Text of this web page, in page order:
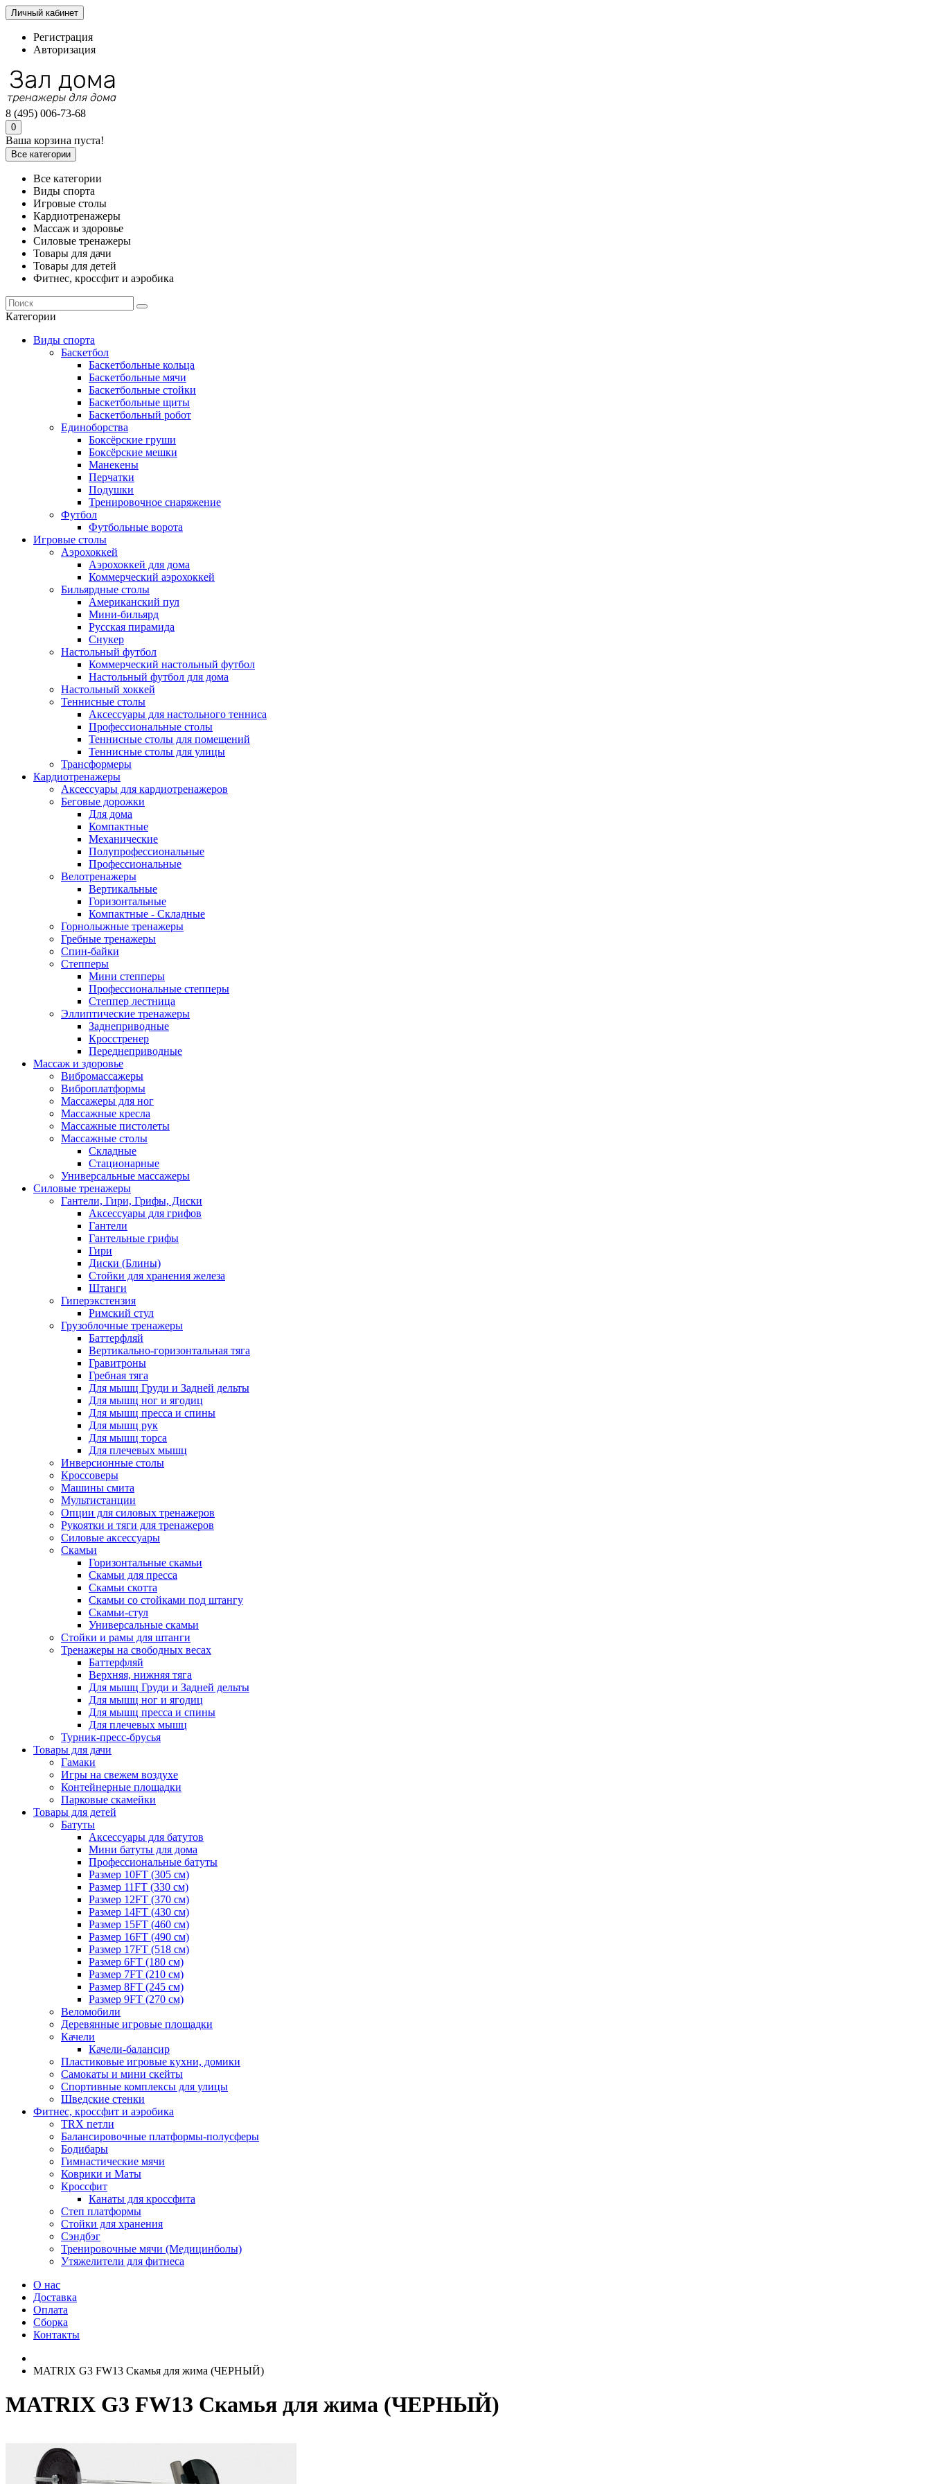
Личный кабинет
Регистрация
Авторизация
8 (495) 006-73-68
0
Ваша корзина пуста!
Все категории
Все категории
Виды спорта
Игровые столы
Кардиотренажеры
Массаж и здоровье
Силовые тренажеры
Товары для дачи
Товары для детей
Фитнес, кроссфит и аэробика
Категории
Виды спорта
Баскетбол
Баскетбольные кольца
Баскетбольные мячи
Баскетбольные стойки
Баскетбольные щиты
Баскетбольный робот
Единоборства
Боксёрские груши
Боксёрские мешки
Манекены
Перчатки
Подушки
Тренировочное снаряжение
Футбол
Футбольные ворота
Игровые столы
Аэрохоккей
Аэрохоккей для дома
Коммерческий аэрохоккей
Бильярдные столы
Американский пул
Мини-бильярд
Русская пирамида
Снукер
Настольный футбол
Коммерческий настольный футбол
Настольный футбол для дома
Настольный хоккей
Теннисные столы
Аксессуары для настольного тенниса
Профессиональные столы
Теннисные столы для помещений
Теннисные столы для улицы
Трансформеры
Кардиотренажеры
Аксессуары для кардиотренажеров
Беговые дорожки
Для дома
Компактные
Механические
Полупрофессиональные
Профессиональные
Велотренажеры
Вертикальные
Горизонтальные
Компактные - Складные
Горнолыжные тренажеры
Гребные тренажеры
Спин-байки
Степперы
Мини степперы
Профессиональные степперы
Степпер лестница
Эллиптические тренажеры
Заднеприводные
Кросстренер
Переднеприводные
Массаж и здоровье
Вибромассажеры
Виброплатформы
Массажеры для ног
Массажные кресла
Массажные пистолеты
Массажные столы
Складные
Стационарные
Универсальные массажеры
Силовые тренажеры
Гантели, Гири, Грифы, Диски
Аксессуары для грифов
Гантели
Гантельные грифы
Гири
Диски (Блины)
Стойки для хранения железа
Штанги
Гиперэкстензия
Римский стул
Грузоблочные тренажеры
Баттерфляй
Вертикально-горизонтальная тяга
Гравитроны
Гребная тяга
Для мышц Груди и Задней дельты
Для мышц ног и ягодиц
Для мышц пресса и спины
Для мышц рук
Для мышц торса
Для плечевых мышц
Инверсионные столы
Кроссоверы
Машины смита
Мультистанции
Опции для силовых тренажеров
Рукоятки и тяги для тренажеров
Силовые аксессуары
Скамьи
Горизонтальные скамьи
Скамьи для пресса
Скамьи скотта
Скамьи со стойками под штангу
Скамьи-стул
Универсальные скамьи
Стойки и рамы для штанги
Тренажеры на свободных весах
Баттерфляй
Верхняя, нижняя тяга
Для мышц Груди и Задней дельты
Для мышц ног и ягодиц
Для мышц пресса и спины
Для плечевых мышц
Турник-пресс-брусья
Товары для дачи
Гамаки
Игры на свежем воздухе
Контейнерные площадки
Парковые скамейки
Товары для детей
Батуты
Аксессуары для батутов
Мини батуты для дома
Профессиональные батуты
Размер 10FT (305 см)
Размер 11FT (330 см)
Размер 12FT (370 см)
Размер 14FT (430 см)
Размер 15FT (460 см)
Размер 16FT (490 см)
Размер 17FT (518 см)
Размер 6FT (180 см)
Размер 7FT (210 см)
Размер 8FT (245 см)
Размер 9FT (270 см)
Веломобили
Деревянные игровые площадки
Качели
Качели-балансир
Пластиковые игровые кухни, домики
Самокаты и мини скейты
Спортивные комплексы для улицы
Шведские стенки
Фитнес, кроссфит и аэробика
TRX петли
Балансировочные платформы-полусферы
Бодибары
Гимнастические мячи
Коврики и Маты
Кроссфит
Канаты для кроссфита
Степ платформы
Стойки для хранения
Сэндбэг
Тренировочные мячи (Медицинболы)
Утяжелители для фитнеса
О нас
Доставка
Оплата
Сборка
Контакты
MATRIX G3 FW13 Скамья для жима (ЧЕРНЫЙ)
MATRIX G3 FW13 Скамья для жима (ЧЕРНЫЙ)